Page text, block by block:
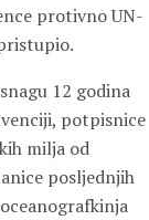
protivno UN-
12 godina
potpisnice
milja od
posljednjih